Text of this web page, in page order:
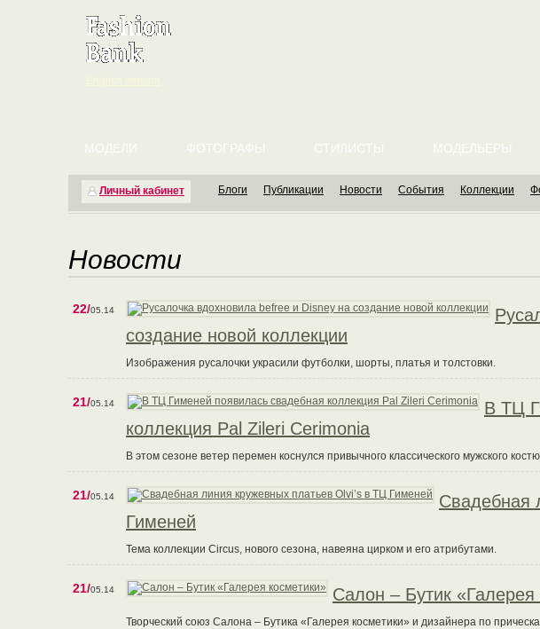
Личный кабинет
МОДЕЛИ ФОТОГРАФЫ СТИЛИСТЫ МОДЕЛЬЕРЫ
Блоги Публикации Новости События Коллекции
Новости
22/05.14
создание новой коллекции
Изображения русалочки украсили футболки, шорты, платья и толстовки.
21/05.14
В ТЦ
коллекция Pal Zileri Cerimonia
В этом сезоне ветер перемен коснулся привычного классического мужского
21/05.14
Свадебная
Гименей
Тема коллекции Circus, нового сезона, навеяна цирком и его атрибутами.
21/05.14 Салон – Бутик «Галерея
Творческий союз Салона – Бутика «Галерея косметики» и дизайнера по